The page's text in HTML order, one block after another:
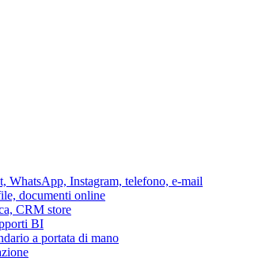
WhatsApp, Instagram, telefono, e-mail
documenti online
CRM store
BI
a portata di mano